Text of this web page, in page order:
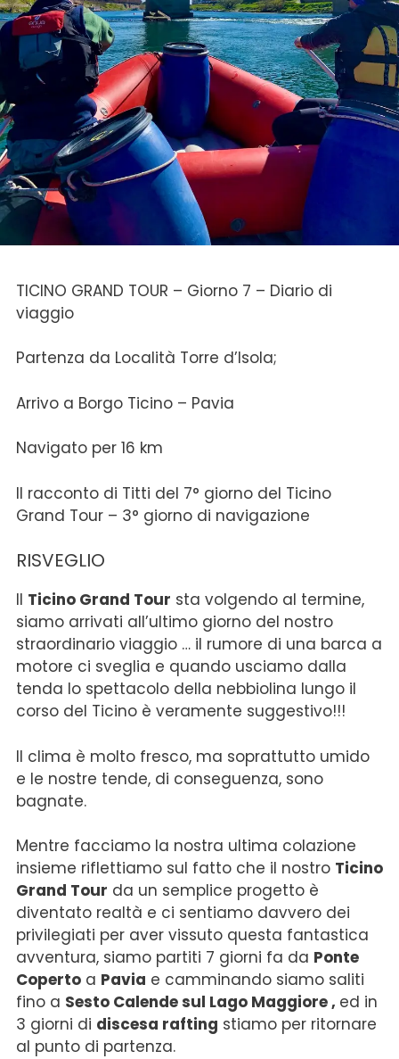
TICINO GRAND TOUR – Giorno 7 – Diario di
viaggio
Partenza da Località Torre d’Isola;
Arrivo a Borgo Ticino – Pavia
Navigato per 16 km
Il racconto di Titti del 7° giorno del Ticino
Grand Tour – 3° giorno di navigazione
RISVEGLIO
Il Ticino Grand Tour sta volgendo al termine,
siamo arrivati all’ultimo giorno del nostro
straordinario viaggio … il rumore di una barca a
motore ci sveglia e quando usciamo dalla
tenda lo spettacolo della nebbiolina lungo il
corso del Ticino è veramente suggestivo!!!
Il clima è molto fresco, ma soprattutto umido
e le nostre tende, di conseguenza, sono
bagnate.
Mentre facciamo la nostra ultima colazione
insieme riflettiamo sul fatto che il nostro Ticino
Grand Tour da un semplice progetto è
diventato realtà e ci sentiamo davvero dei
privilegiati per aver vissuto questa fantastica
avventura, siamo partiti 7 giorni fa da Ponte
Copertoa Pavia e camminando siamo saliti
fino a Sesto Calende sul Lago Maggiore , ed in
3 giorni di discesa rafting stiamo per ritornare
al punto di partenza.